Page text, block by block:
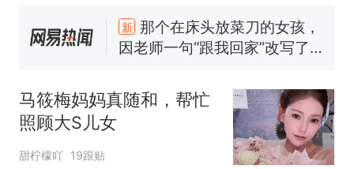
人生
费大厨“全国小炒肉大王”称
号，仅凭视频评出？中国烹饪
窝，原地守1天等它长大：挖了
140多朵
美国渔民钓获鲨鱼徒手将其拽
回大海 目击者直呼震惊 （视频
来源：参考消息）
笔试第一被第二名传话劝弃考
马筱梅妈妈真随和，帮忙
照顾大S儿女
甜柠檬吖 19跟贴